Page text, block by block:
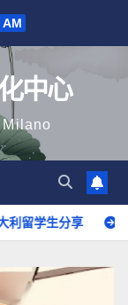
中心
利语开班啦！